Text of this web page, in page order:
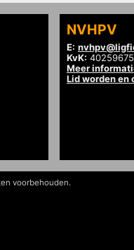
NVHPV
E:
KvK: 40259675
Meer
Lid worden en
voorbehouden.